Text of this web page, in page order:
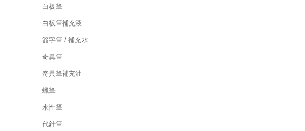
白板筆
白板筆補充液
簽字筆 / 補充水
奇異筆
奇異筆補充油
蠟筆
水性筆
代針筆